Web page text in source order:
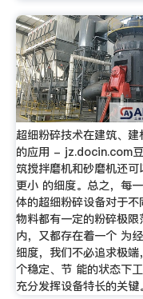
超细粉碎技术在建筑、建
的应用 - jz.docin.com
筑搅拌磨机和砂磨机还可
更小 的细度。总之，每
体的超细粉碎设备对于不
物料都有一定的粉碎极限
内，又都存在着一个 为
细度，我们不必追求极端
个稳定、节 能的状态下
充分发挥设备特长的关键。